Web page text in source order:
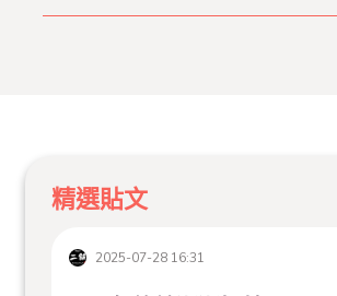
精選貼文
2025-07-28 16:31